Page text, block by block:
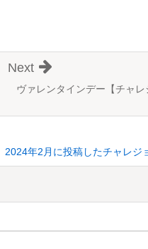
ヴァレンタインデー【チャ
Next
2024年2月に投稿したチャレジ